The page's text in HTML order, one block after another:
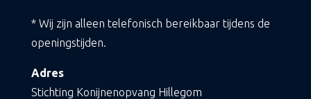
* Wij zijn alleen telefonisch bereikbaar tijdens de
openingstijden.
Adres
Stichting Konijnenopvang Hillegom